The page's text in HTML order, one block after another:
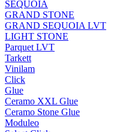
SEQUOIA
GRAND STONE
GRAND SEQUOIA LVT
LIGHT STONE
Parquet LVT
Tarkett
Vinilam
Click
Glue
Ceramo XXL Glue
Ceramo Stone Glue
Moduleo